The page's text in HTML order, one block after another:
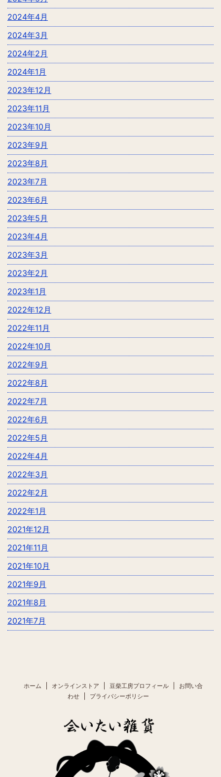
2024年4月
2024年3月
2024年2月
2024年1月
2023年12月
2023年11月
2023年10月
2023年9月
2023年8月
2023年7月
2023年6月
2023年5月
2023年4月
2023年3月
2023年2月
2023年1月
2022年12月
2022年11月
2022年10月
2022年9月
2022年8月
2022年7月
2022年6月
2022年5月
2022年4月
2022年3月
2022年2月
2022年1月
2021年12月
2021年11月
2021年10月
2021年9月
2021年8月
2021年7月
ホーム オンラインストア 豆柴工房プロフィール
お問い合
わせ
プライバシーポリシー